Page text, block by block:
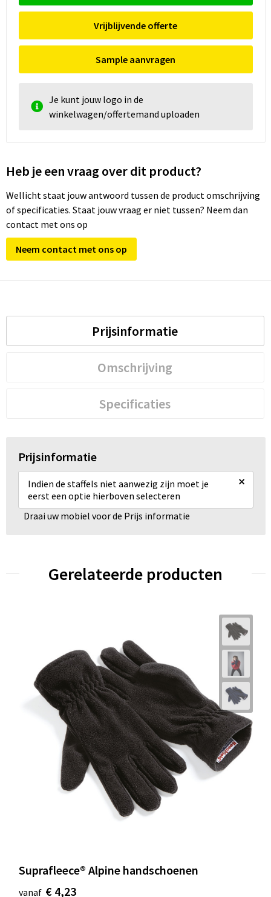
Vrijblijvende offerte
Sample aanvragen
Je kunt jouw logo in de
winkelwagen/offertemand uploaden
Heb je een vraag over dit product?
Wellicht staat jouw antwoord tussen de product omschrijving
of specificaties. Staat jouw vraag er niet tussen? Neem dan
contact met ons op
Neem contact met ons op
Prijsinformatie
Omschrijving
Specificaties
Prijsinformatie
Indien de staffels niet aanwezig zijn moet je
eerst een optie hierboven selecteren
×
Draai uw mobiel voor de Prijs informatie
Gerelateerde producten
Suprafleece® Alpine handschoenen
vanaf € 4,23